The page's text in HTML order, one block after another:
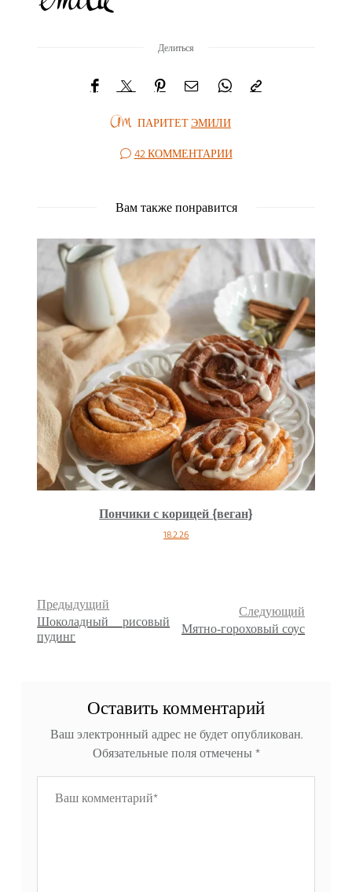
Делиться
ПАРИТЕТЭМИЛИ
42 КОММЕНТАРИИ
Вам также понравится
Пончики с корицей {веган}
18.2.26
Предыдущий
Шоколадный рисовый
пудинг
Следующий
Мятно-гороховый соус
Оставить комментарий
Ваш электронный адрес не будет опубликован.
Обязательные поля отмечены*